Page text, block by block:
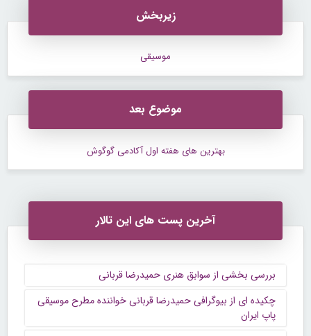
زیربخش
موسیقی
موضوع بعد
بهترین های هفته اول آکادمی گوگوش
آخرین پست های این تالار
بررسی بخشی از سوابق هنری حمیدرضا قربانی
چکیده ای از بیوگرافی حمیدرضا قربانی خواننده مطرح موسیقی
پاپ ایران